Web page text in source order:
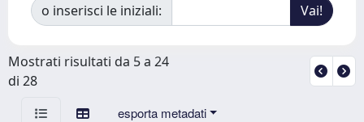
o inserisci le iniziali:
Mostrati risultati da 5 a 24
di 28
esporta metadati